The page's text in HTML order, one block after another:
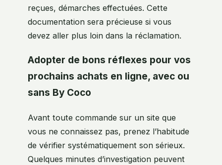
reçues, démarches effectuées. Cette
documentation sera précieuse si vous
devez aller plus loin dans la réclamation.
Adopter de bons réflexes pour vos
prochains achats en ligne, avec ou
sans By Coco
Avant toute commande sur un site que
vous ne connaissez pas, prenez l’habitude
de vérifier systématiquement son sérieux.
Quelques minutes d’investigation peuvent